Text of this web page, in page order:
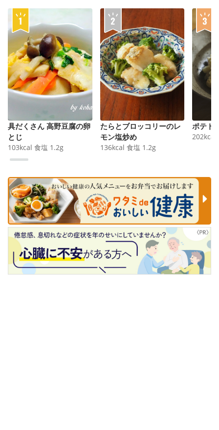
具だくさん 高野豆腐の卵
とじ
103kcal 食塩 1.2g
たらとブロッコリーのレ
モン塩炒め
136kcal 食塩 1.2g
ポテト
202kcal